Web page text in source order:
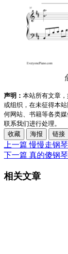
声明： 本站所有文章
或组织，在未征得本
何网站、书籍等各类
联系我们进行处理。
收藏
海报 链接
上一篇 慢慢走钢
下一篇 真的傻钢
相关文章